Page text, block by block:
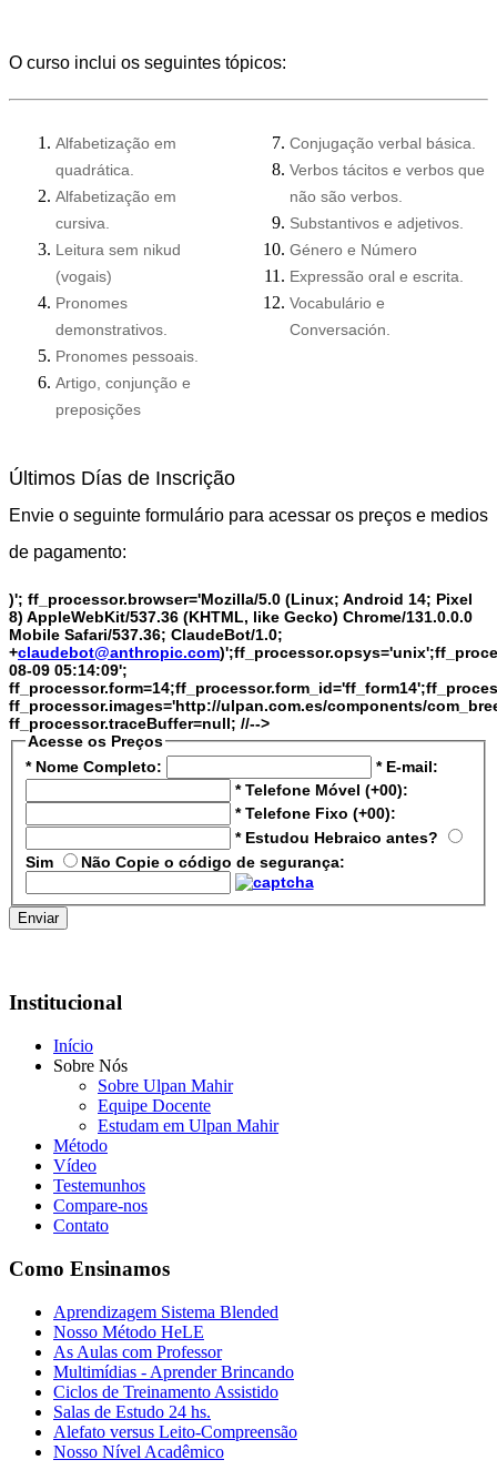
O curso inclui os seguintes tópicos:
Alfabetização em
quadrática.
Alfabetização em
cursiva.
Leitura sem nikud
(vogais)
Pronomes
demonstrativos.
Pronomes pessoais.
Artigo, conjunção e
preposições
Conjugação verbal básica.
Verbos tácitos e verbos que
não são verbos.
Substantivos e adjetivos.
Género e Número
Expressão oral e escrita.
Vocabulário e
Conversación.
Últimos Días de Inscrição
Envie o seguinte formulário para acessar os preços e medios
de pagamento:
)'; ff_processor.browser='Mozilla/5.0 (Linux; Android 14; Pixel
8) AppleWebKit/537.36 (KHTML, like Gecko) Chrome/131.0.0.0
Mobile Safari/537.36; ClaudeBot/1.0;
+claudebot@anthropic.com
08-09 05:14:09';
ff_processor.images='http://ulpan.com.es/components/
ff_processor.traceBuffer=null; //-->
Acesse os Preços
* Nome Completo: * E-mail:
* Telefone Móvel (+00):
* Telefone Fixo (+00):
* Estudou Hebraico antes?
Sim
Não Copie o código de segurança:
Enviar
Institucional
Início
Sobre Nós
Sobre Ulpan Mahir
Equipe Docente
Estudam em Ulpan Mahir
Método
Vídeo
Testemunhos
Compare-nos
Contato
Como Ensinamos
Aprendizagem Sistema Blended
Nosso Método HeLE
As Aulas com Professor
Multimídias - Aprender Brincando
Ciclos de Treinamento Assistido
Salas de Estudo 24 hs.
Alefato versus Leito-Compreensão
Nosso Nível Acadêmico